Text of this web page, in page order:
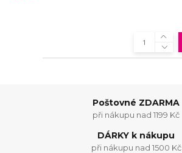
Poštovné ZDARMA
při nákupu nad 1199 Kč
DÁRKY k nákupu
při nákupu nad 1500 Kč